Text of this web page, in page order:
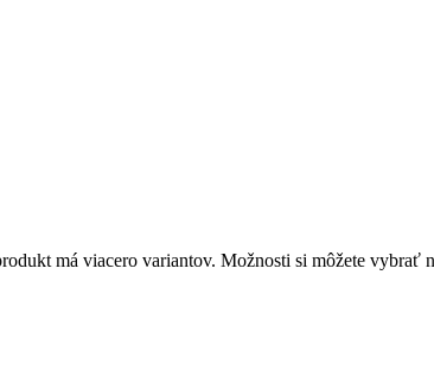
má viacero variantov. Možnosti si môžete vybrať